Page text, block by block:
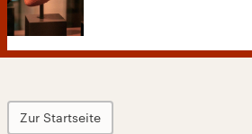
Zur Startseite